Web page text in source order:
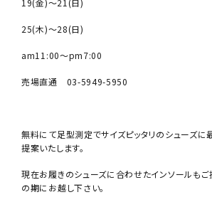
19(金)～21(日)
25(木)～28(日)
am11:00～pm7:00
売場直通 03-5949-5950
無料にて足型測定でサイズピッタリのシューズに
提案いたします。
現在お履きのシューズに合わせたインソールもご
の期にお越し下さい。